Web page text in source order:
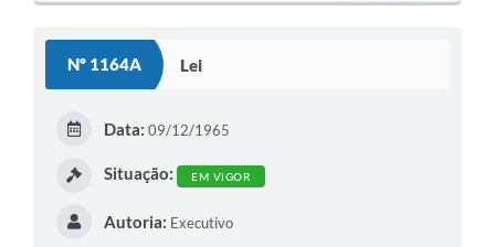
Nº 1164A Lei
Data: 09/12/1965
Situação: EM VIGOR
Autoria: Executivo